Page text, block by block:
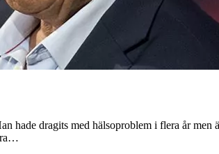
hade dragits med hälsoproblem i flera år